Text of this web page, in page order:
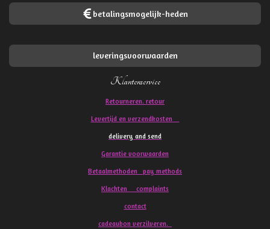
betalingsmogelijk-heden
leveringsvoorwaarden
Klantenservice
Retourneren. retour
Levertijd en verzendkosten
delivery and send
Garantie voorwaarden
Betaalmethoden pay methods
Klachten complaints
contact
cadeaubon verzilveren.